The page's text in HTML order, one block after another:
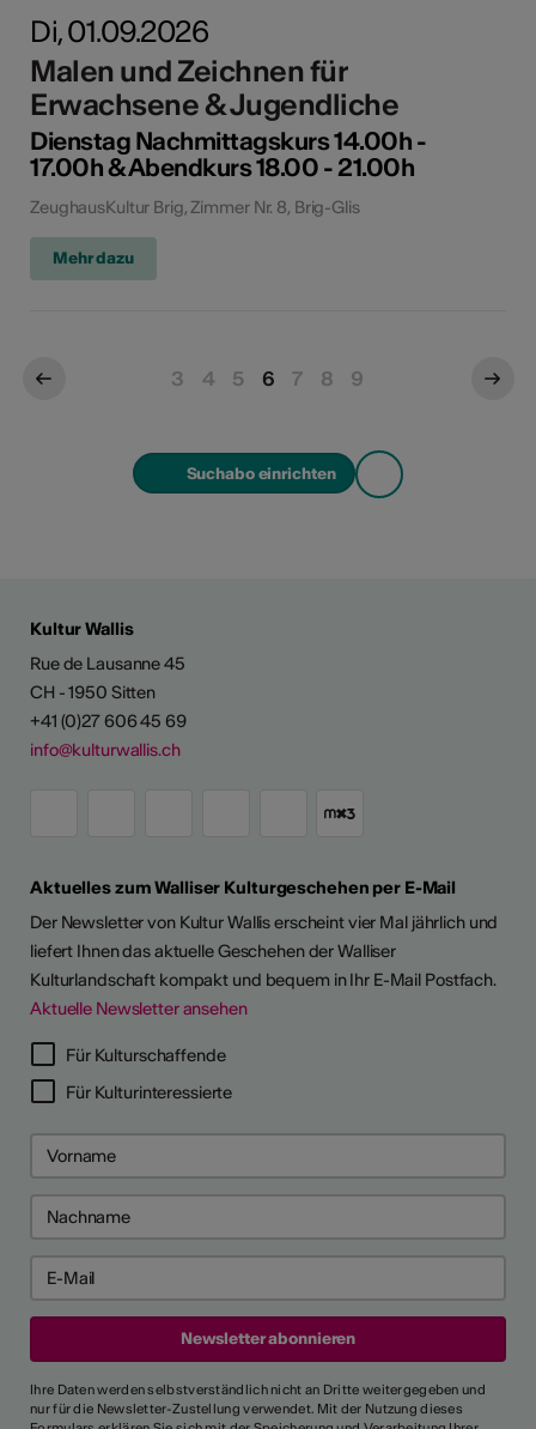
Di, 01.09.2026
Malen und Zeichnen für
Erwachsene & Jugendliche
Dienstag Nachmittagskurs 14.00h -
17.00h & Abendkurs 18.00 - 21.00h
ZeughausKultur Brig, Zimmer Nr. 8, Brig-Glis
Mehr dazu
3 4 5 6 7 8 9
Suchabo einrichten
Kultur Wallis
Rue de Lausanne 45
CH - 1950 Sitten
+41 (0)27 606 45 69
info@kulturwallis.ch
Aktuelles zum Walliser Kulturgeschehen per E-Mail
Der Newsletter von Kultur Wallis erscheint vier Mal jährlich und
liefert Ihnen das aktuelle Geschehen der Walliser
Kulturlandschaft kompakt und bequem in Ihr E-Mail Postfach.
Aktuelle Newsletter ansehen
Für Kulturschaffende
Für Kulturinteressierte
Ihre Daten werden selbstverständlich nicht an Dritte weitergegeben und
nur für die Newsletter-Zustellung verwendet. Mit der Nutzung dieses